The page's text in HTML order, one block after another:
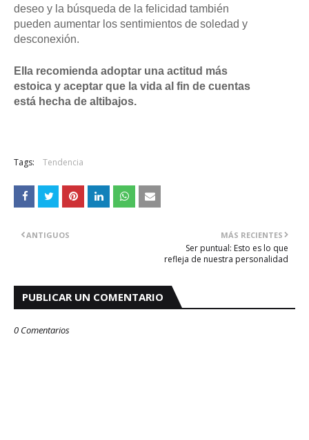
deseo y la búsqueda de la felicidad también
pueden aumentar los sentimientos de soledad y
desconexión.
Ella recomienda adoptar una actitud más
estoica y aceptar que la vida al fin de cuentas
está hecha de altibajos.
Tags: Tendencia
MÁS RECIENTES
Ser puntual: Esto es lo que
refleja de nuestra personalidad
ANTIGUOS
PUBLICAR UN COMENTARIO
0 Comentarios